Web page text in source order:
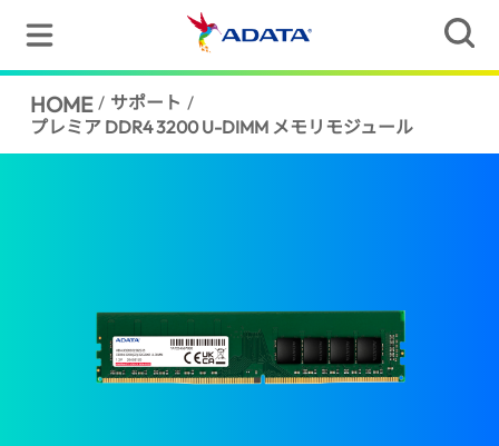
HOME / サポート /
プレミア DDR4 3200 U-DIMM メモリモジュール